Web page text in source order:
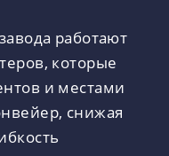
работают
которые
и местами
снижая